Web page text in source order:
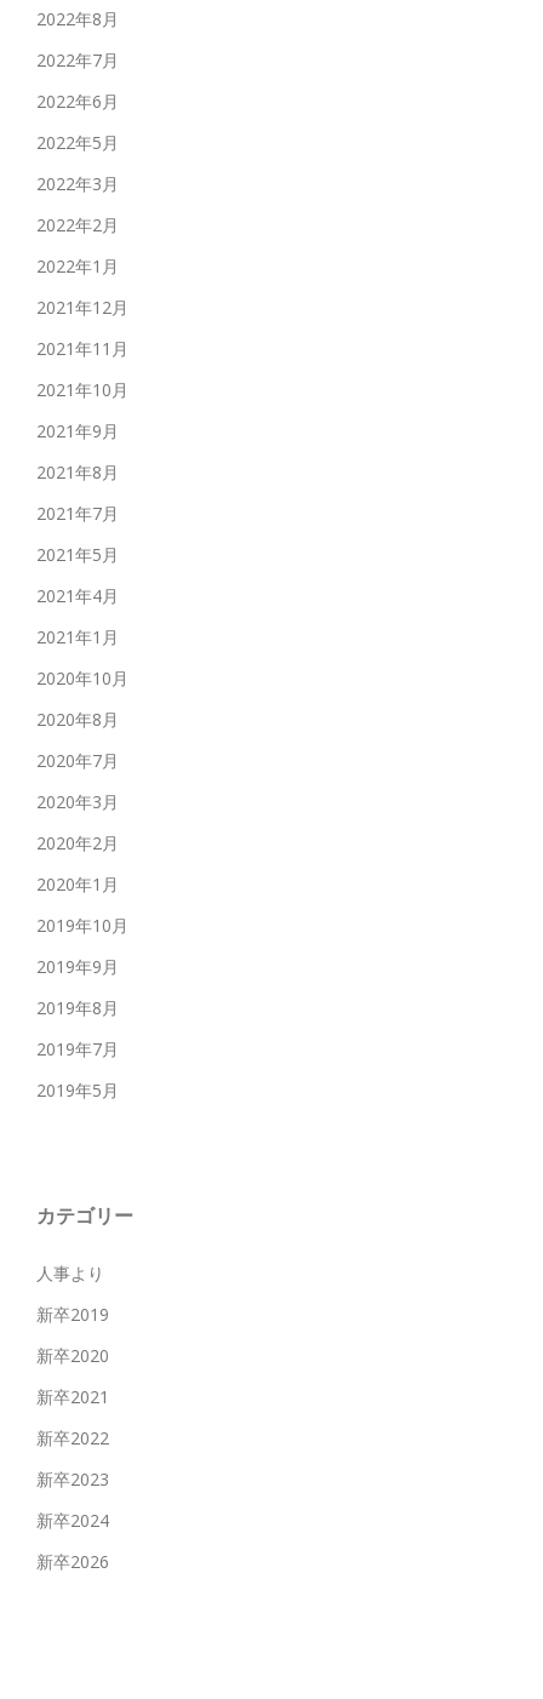
2022年8月
2022年7月
2022年6月
2022年5月
2022年3月
2022年2月
2022年1月
2021年12月
2021年11月
2021年10月
2021年9月
2021年8月
2021年7月
2021年5月
2021年4月
2021年1月
2020年10月
2020年8月
2020年7月
2020年3月
2020年2月
2020年1月
2019年10月
2019年9月
2019年8月
2019年7月
2019年5月
カテゴリー
人事より
新卒2019
新卒2020
新卒2021
新卒2022
新卒2023
新卒2024
新卒2026